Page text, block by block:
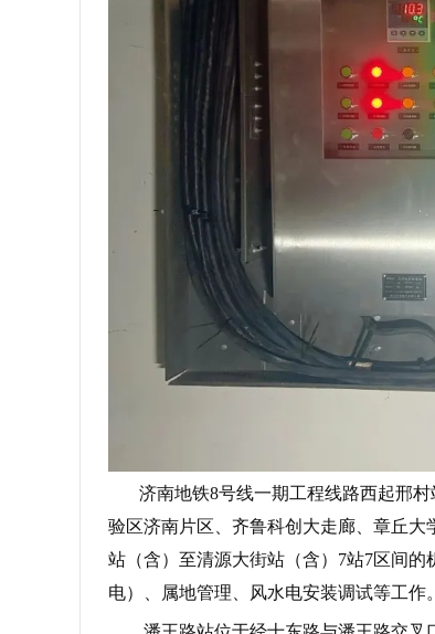
济南地铁8号线一期工程线路西起邢村
验区济南片区、齐鲁科创大走廊、章丘
站（含）至清源大街站（含）7站7区间
电）、属地管理、风水电安装调试等工作。